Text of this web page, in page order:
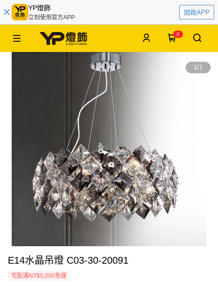
YP燈飾
立刻使用官方APP
開啟APP
0
1/1
E14水晶吊燈 C03-30-20091
宅配滿NT$5,000免運